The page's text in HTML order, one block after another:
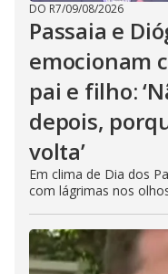
DO R7/09/08/2026
Passaia e
emocionam
pai e filho:
depois,
volta’
Em clima de Dia dos
com lágrimas nos